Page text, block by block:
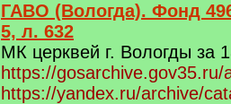
ГАВО (Вологда). Фонд
5, л. 632
МК церквей г. Вологды за
https://
https://yandex.ru/archive/